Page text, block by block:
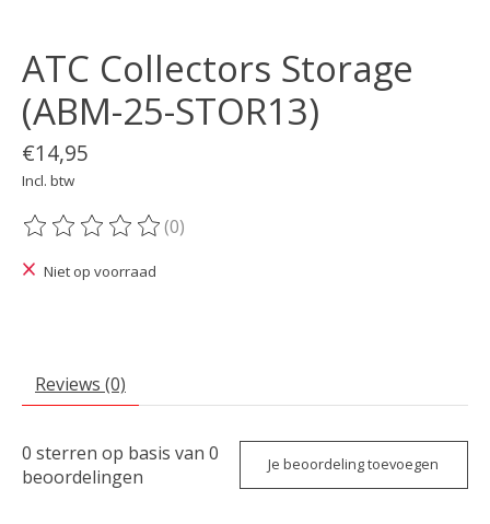
ATC Collectors Storage
(ABM-25-STOR13)
€14,95
Incl. btw
De beoordeling van dit product is
(0)
Niet op voorraad
Reviews (0)
0 sterren op basis van 0
beoordelingen
Je beoordeling toevoegen